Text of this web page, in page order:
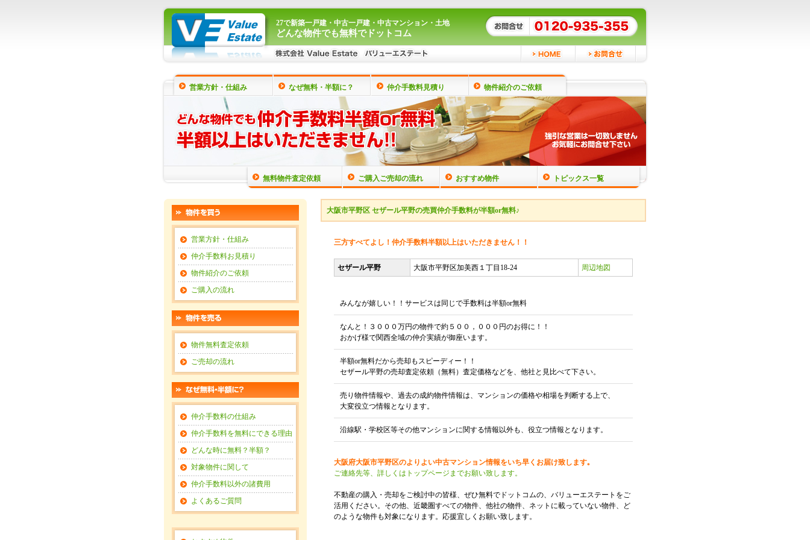
27で新築一戸建・中古一戸建・中古マンション・土地
どんな物件でも無料でドットコム
営業方針・仕組み なぜ無料・半額に？ 仲介手数料見積り 物件紹介のご依頼
無料物件査定依頼 ご購入ご売却の流れ おすすめ物件 トピックス一覧
営業方針・仕組み
仲介手数料お見積り
物件紹介のご依頼
ご購入の流れ
物件無料査定依頼
ご売却の流れ
仲介手数料の仕組み
仲介手数料を無料にできる理由
どんな時に無料？半額？
対象物件に関して
仲介手数料以外の諸費用
よくあるご質問
大阪市平野区 セザール平野の売買仲介手数料が半額or無料♪
三方すべてよし！仲介手数料半額以上はいただきません！！
セザール平野 大阪市平野区加美西１丁目18-24 周辺地図
みんなが嬉しい！！サービスは同じで手数料は半額or無料
なんと！３０００万円の物件で約５００，０００円のお得に！！
おかげ様で関西全域の仲介実績が御座います。
半額or無料だから売却もスピーディー！！
セザール平野の売却査定依頼（無料）査定価格などを、他社と見比べて下さい。
売り物件情報や、過去の成約物件情報は、マンションの価格や相場を判断する上で、
大変役立つ情報となります。
沿線駅・学校区等その他マンションに関する情報以外も、役立つ情報となります。
大阪府大阪市平野区のよりよい中古マンション情報をいち早くお届け致します｡
ご連絡先等、詳しくはトップページまでお願い致します。
不動産の購入・売却をご検討中の皆様、ぜひ無料でドットコムの、バリューエステートをご
活用ください。その他、近畿圏すべての物件、他社の物件、ネットに載っていない物件、ど
のような物件も対象になります。応援宜しくお願い致します。